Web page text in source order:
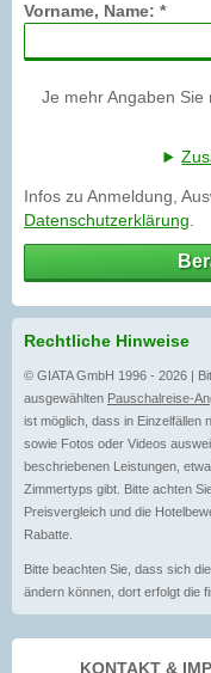
Vorname, Name: *
Je mehr Angaben
Infos zu Anmeldung,
Datenschutzerklärung
Rechtliche Hinweise
© GIATA GmbH 1996 - 2026 |
ausgewählten Pauschalreise-
ist möglich, dass in Einzelfällen
sowie Fotos oder Videos
beschriebenen Leistungen,
Zimmertyps gibt. Bitte achten
Preisvergleich und die
Rabatte.
Bitte beachten Sie, dass sich
ändern können, dort erfolgt die
KONTAKT &